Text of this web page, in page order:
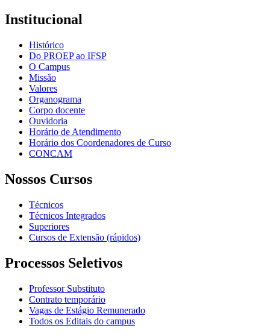
Institucional
Histórico
Do PROEP ao IFSP
O Campus
Missão
Valores
Organograma
Corpo docente
Ouvidoria
Horário de Atendimento
Horário dos Coordenadores de Curso
CONCAM
Nossos Cursos
Técnicos
Técnicos Integrados
Superiores
Cursos de Extensão (rápidos)
Processos Seletivos
Professor Substituto
Contrato temporário
Vagas de Estágio Remunerado
Todos os Editais do campus